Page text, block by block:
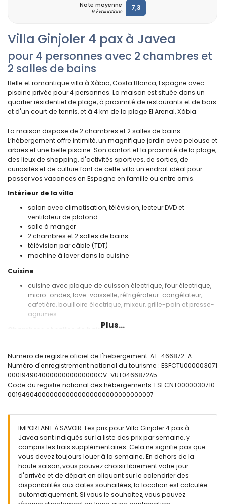
Villa Ginjoler 4 pax à Javea
pour 4 personnes avec 2 chambres et
2 salles de bains
Belle et romantique villa à Xàbia, Costa Blanca, Espagne avec
piscine privée pour 4 personnes. La maison est située dans un
quartier résidentiel de plage, à proximité de restaurants et de bars
et d'un court de tennis, et à 4 km de la plage El Arenal, Xàbia.
La maison dispose de 2 chambres et 2 salles de bains.
L’hébergement offre intimité, un magnifique jardin avec pelouse et
arbres et une belle piscine. Son confort et la proximité de la plage,
des lieux de shopping, d'activités sportives, de sorties, de
curiosités et de culture font de cette villa un endroit idéal pour
passer vos vacances en Espagne en famille ou entre amis.
Intérieur de la villa
salon avec climatisation, télévision, lecteur DVD et
ventilateur de plafond
salle à manger
2 chambres et 2 salles de bains
télévision par câble (TDT)
machine à laver dans la cuisine
Cuisine
cuisine avec plaque de cuisson électrique, four électrique,
micro-ondes, lave-vaisselle, réfrigérateur-congélateur,
cafetière, bouilloire électrique, mixeur, grille-pain et presse-
agrumes
Chambres et salles de bains
salle de bains en suite
chambre avec 2 lits simples (mesurant 200 par 90 cm)
salle de bains en suite avec lavabo simple, douche et
toilettes
salle de bains avec lavabo simple, douche et toilettes
grand terrain clos
piscine privée mesurant 8 m x 4 m et 2 m de profondeur
magnifique jardin avec pelouse et arbres, et mobilier de
jardin avec transats
2 terrasses
barbecue
coin salon extérieur et coin repas extérieur
Plus d'informations
Plus...
Numero de registre oficiel de l'hebergement: AT-466872-A
Numéro d'enregistrement national du tourisme : ESFCTU000003071
00019490400000000000000CV-VUT0466872A5
Code du registre national des hébergements: ESFCNT0000030710
0019490400000000000000000000000000007
IMPORTANT À SAVOIR: Les prix pour Villa Ginjoler 4 pax à
Javea sont indiqués sur la liste des prix par semaine, y
compris les frais supplémentaires. Cela ne signifie pas que
vous devez toujours louer à la semaine. En dehors de la
haute saison, vous pouvez choisir librement votre jour
d'arrivée et de départ en cliquant sur le calendrier des
disponibilités aux dates souhaitées, la location est calculée
automatiquement. Si vous le souhaitez, vous pouvez
Note moyenne
9 Évaluations 7,3